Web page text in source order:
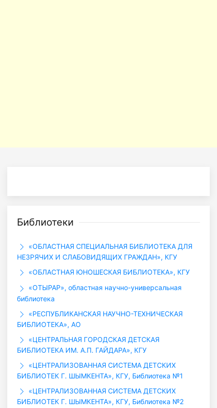
Библиотеки
«ОБЛАСТНАЯ СПЕЦИАЛЬНАЯ БИБЛИОТЕКА ДЛЯ
НЕЗРЯЧИХ И СЛАБОВИДЯЩИХ ГРАЖДАН», КГУ
«ОБЛАСТНАЯ ЮНОШЕСКАЯ БИБЛИОТЕКА», КГУ
«ОТЫРАР», областная научно-универсальная
библиотека
«РЕСПУБЛИКАНСКАЯ НАУЧНО-ТЕХНИЧЕСКАЯ
БИБЛИОТЕКА», АО
«ЦЕНТРАЛЬНАЯ ГОРОДСКАЯ ДЕТСКАЯ
БИБЛИОТЕКА ИМ. А.П. ГАЙДАРА», КГУ
«ЦЕНТРАЛИЗОВАННАЯ СИСТЕМА ДЕТСКИХ
БИБЛИОТЕК Г. ШЫМКЕНТА», КГУ, Библиотека №1
«ЦЕНТРАЛИЗОВАННАЯ СИСТЕМА ДЕТСКИХ
БИБЛИОТЕК Г. ШЫМКЕНТА», КГУ, Библиотека №2